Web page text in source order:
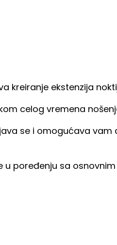
kreiranje ekstenzija
celog vremena
se i omogućava
u poređenju sa